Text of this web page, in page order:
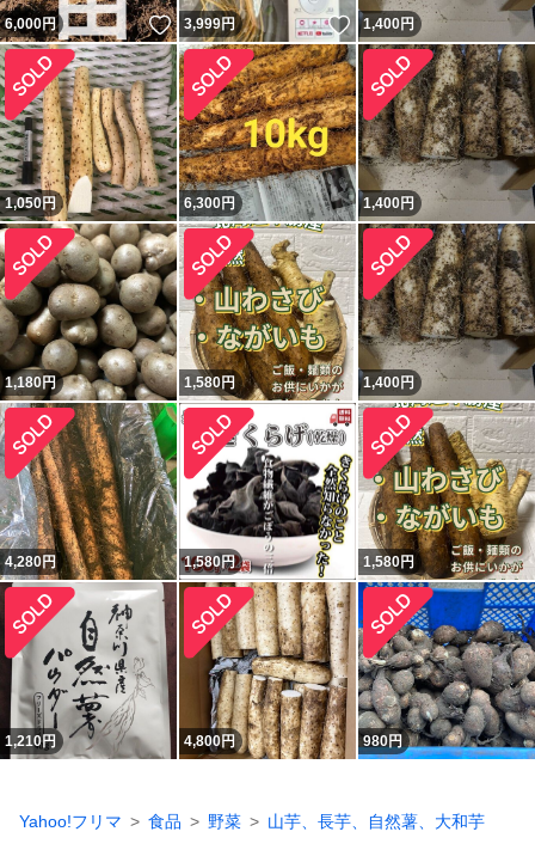
6,000円 いいね！
3,999円 いいね！
1,400円
1,050円 6,300円 1,400円
1,180円 1,580円 1,400円
4,280円 1,580円 1,580円
1,210円 4,800円 980円
Yahoo!フリマ 食品 野菜 山芋、長芋、自然薯、大和芋